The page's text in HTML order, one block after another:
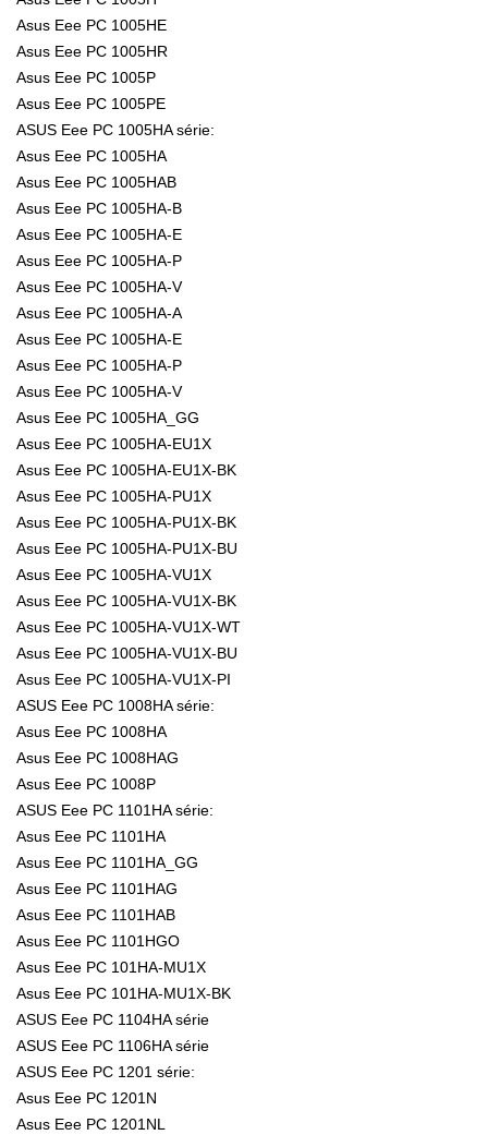
Asus Eee PC 1005HE
Asus Eee PC 1005HR
Asus Eee PC 1005P
Asus Eee PC 1005PE
ASUS Eee PC 1005HA série:
Asus Eee PC 1005HA
Asus Eee PC 1005HAB
Asus Eee PC 1005HA-B
Asus Eee PC 1005HA-E
Asus Eee PC 1005HA-P
Asus Eee PC 1005HA-V
Asus Eee PC 1005HA-A
Asus Eee PC 1005HA-E
Asus Eee PC 1005HA-P
Asus Eee PC 1005HA-V
Asus Eee PC 1005HA_GG
Asus Eee PC 1005HA-EU1X
Asus Eee PC 1005HA-EU1X-BK
Asus Eee PC 1005HA-PU1X
Asus Eee PC 1005HA-PU1X-BK
Asus Eee PC 1005HA-PU1X-BU
Asus Eee PC 1005HA-VU1X
Asus Eee PC 1005HA-VU1X-BK
Asus Eee PC 1005HA-VU1X-WT
Asus Eee PC 1005HA-VU1X-BU
Asus Eee PC 1005HA-VU1X-PI
ASUS Eee PC 1008HA série:
Asus Eee PC 1008HA
Asus Eee PC 1008HAG
Asus Eee PC 1008P
ASUS Eee PC 1101HA série:
Asus Eee PC 1101HA
Asus Eee PC 1101HA_GG
Asus Eee PC 1101HAG
Asus Eee PC 1101HAB
Asus Eee PC 1101HGO
Asus Eee PC 101HA-MU1X
Asus Eee PC 101HA-MU1X-BK
ASUS Eee PC 1104HA série
ASUS Eee PC 1106HA série
ASUS Eee PC 1201 série:
Asus Eee PC 1201N
Asus Eee PC 1201NL